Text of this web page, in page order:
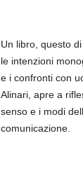
Un libro, questo
le intenzioni
e i confronti con
Alinari, apre a
senso e i modi
comunicazione.